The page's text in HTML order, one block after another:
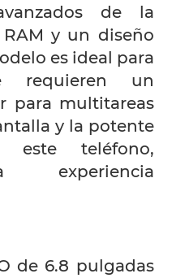
de la
RAM y un diseño
es ideal para
requieren un
para multitareas
y la potente
este teléfono,
experiencia
de 6.8 pulgadas